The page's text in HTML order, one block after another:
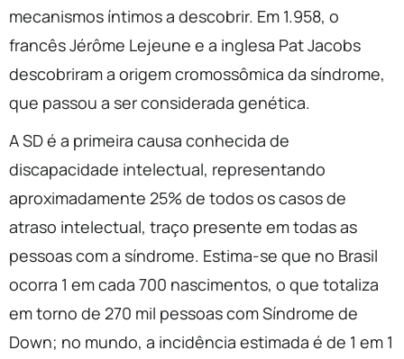
mecanismos íntimos a descobrir. Em 1.958, o
francês Jérôme Lejeune e a inglesa Pat Jacobs
descobriram a origem cromossômica da síndrome,
que passou a ser considerada genética.
A SD é a primeira causa conhecida de
discapacidade intelectual, representando
aproximadamente 25% de todos os casos de
atraso intelectual, traço presente em todas as
pessoas com a síndrome. Estima-se que no Brasil
ocorra 1 em cada 700 nascimentos, o que totaliza
em torno de 270 mil pessoas com Síndrome de
Down; no mundo, a incidência estimada é de 1 em 1